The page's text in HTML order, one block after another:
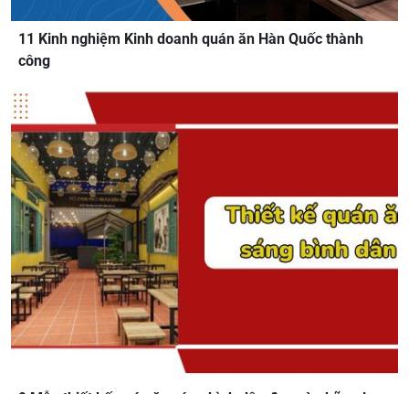
11 Kinh nghiệm Kinh doanh quán ăn Hàn Quốc thành
công